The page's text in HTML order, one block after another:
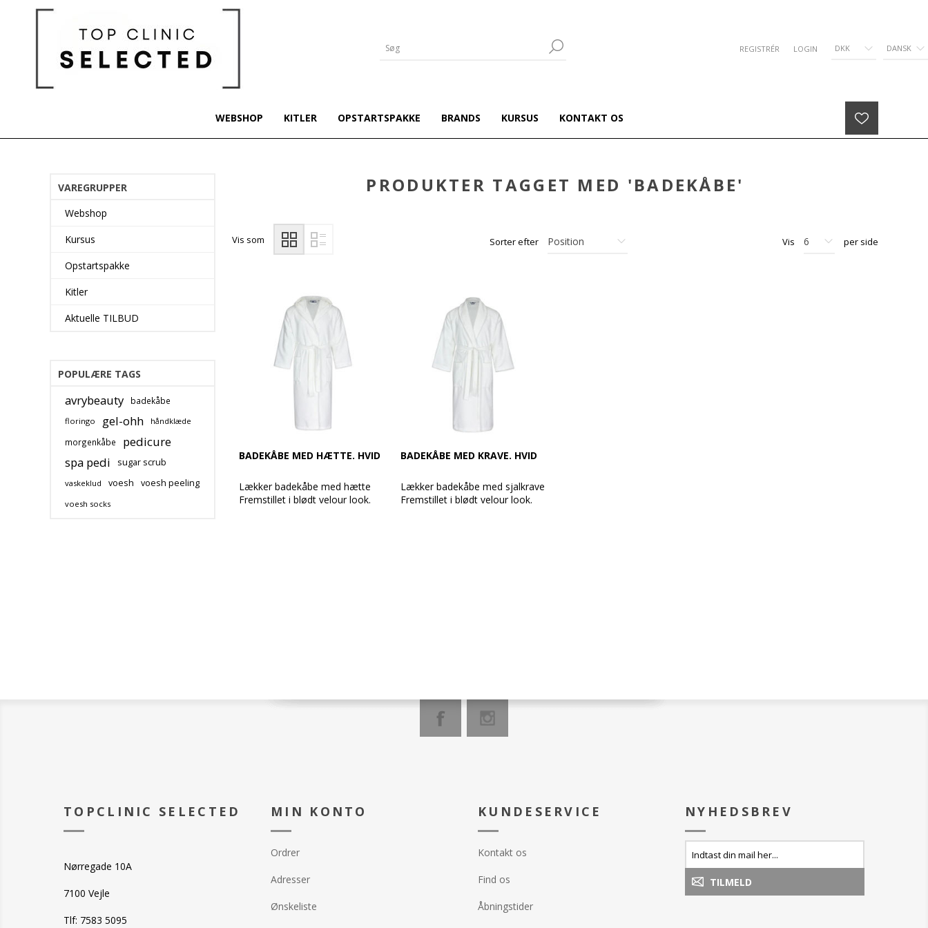
REGISTRÉR LOGIN DKK DANSK
WEBSHOP KITLER OPSTARTSPAKKE BRANDS KURSUS KONTAKT OS
PRODUKTER TAGGET MED 'BADEKÅBE'
Vis som Sorter efter Vis per side
BADEKÅBE MED HÆTTE. HVID
Lækker badekåbe med hætte
Fremstillet i blødt velour look.
BADEKÅBE MED KRAVE. HVID
Lækker badekåbe med sjalkrave
Fremstillet i blødt velour look.
VAREGRUPPER
Webshop
Kursus
Opstartspakke
Kitler
Aktuelle TILBUD
POPULÆRE TAGS
avrybeauty badekåbe
floringo gel-ohh håndklæde
morgenkåbe
pedicure
spa pedi
sugar scrub
vaskeklud voesh voesh peeling
voesh socks
TOPCLINIC SELECTED
Nørregade 10A
7100 Vejle
Tlf: 7583 5095
MIN KONTO
Ordrer
Adresser
Ønskeliste
KUNDESERVICE
Kontakt os
Find os
Åbningstider
NYHEDSBREV